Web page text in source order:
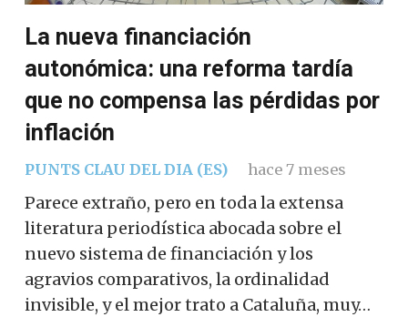
La nueva financiación
autonómica: una reforma tardía
que no compensa las pérdidas por
inflación
PUNTS CLAU DEL DIA (ES) hace 7 meses
Parece extraño, pero en toda la extensa
literatura periodística abocada sobre el
nuevo sistema de financiación y los
agravios comparativos, la ordinalidad
invisible, y el mejor trato a Cataluña, muy…